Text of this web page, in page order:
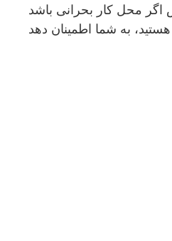
محل کار بحرانی باشد
به شما اطمینان دهد